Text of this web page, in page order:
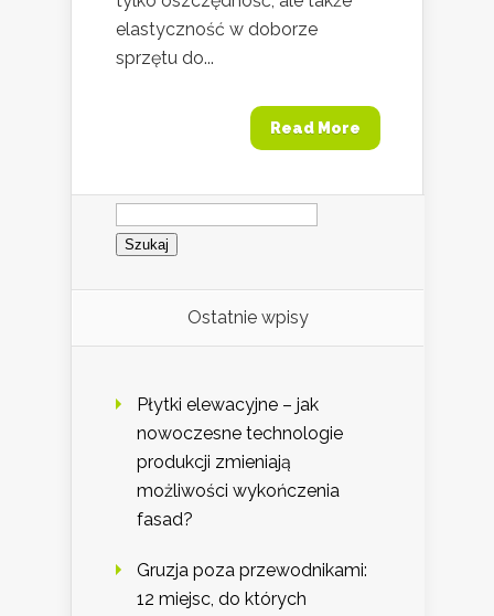
elastyczność w doborze
sprzętu do...
Read More
Szukaj:
Ostatnie wpisy
Płytki elewacyjne – jak
nowoczesne technologie
produkcji zmieniają
możliwości wykończenia
fasad?
Gruzja poza przewodnikami:
12 miejsc, do których